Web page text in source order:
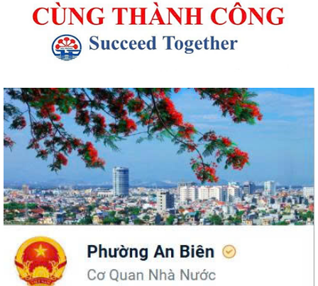
UBND phường An Biên phát động hưởng ứng Cuộc thi và Triển lãm
ảnh nghệ thuật cấp quốc gia “Tự hào...
ĐỒNG CHÍ PHÓ BÍ THƯ THƯỜNG TRỰC ĐẢNG ỦY PHƯỜNG DỰ SINH
HOẠT CHI BỘ THÁNG 8 TẠI CHI BỘ TRƯỜNG MẦM...